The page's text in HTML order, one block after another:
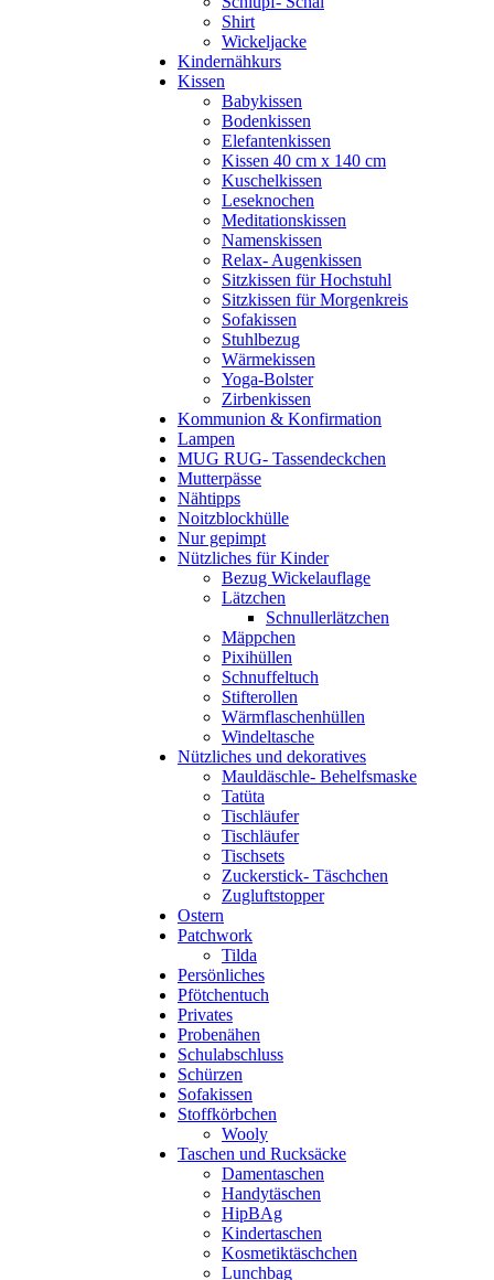
Shirt
Wickeljacke
Kindernähkurs
Kissen
Babykissen
Bodenkissen
Elefantenkissen
Kissen 40 cm x 140 cm
Kuschelkissen
Leseknochen
Meditationskissen
Namenskissen
Relax- Augenkissen
Sitzkissen für Hochstuhl
Sitzkissen für Morgenkreis
Sofakissen
Stuhlbezug
Wärmekissen
Yoga-Bolster
Zirbenkissen
Kommunion & Konfirmation
Lampen
MUG RUG- Tassendeckchen
Mutterpässe
Nähtipps
Noitzblockhülle
Nur gepimpt
Nützliches für Kinder
Bezug Wickelauflage
Lätzchen
Schnullerlätzchen
Mäppchen
Pixihüllen
Schnuffeltuch
Stifterollen
Wärmflaschenhüllen
Windeltasche
Nützliches und dekoratives
Mauldäschle- Behelfsmaske
Tatüta
Tischläufer
Tischläufer
Tischsets
Zuckerstick- Täschchen
Zugluftstopper
Ostern
Patchwork
Tilda
Persönliches
Pfötchentuch
Privates
Probenähen
Schulabschluss
Schürzen
Sofakissen
Stoffkörbchen
Wooly
Taschen und Rucksäcke
Damentaschen
Handytäschen
HipBAg
Kindertaschen
Kosmetiktäschchen
Lunchbag